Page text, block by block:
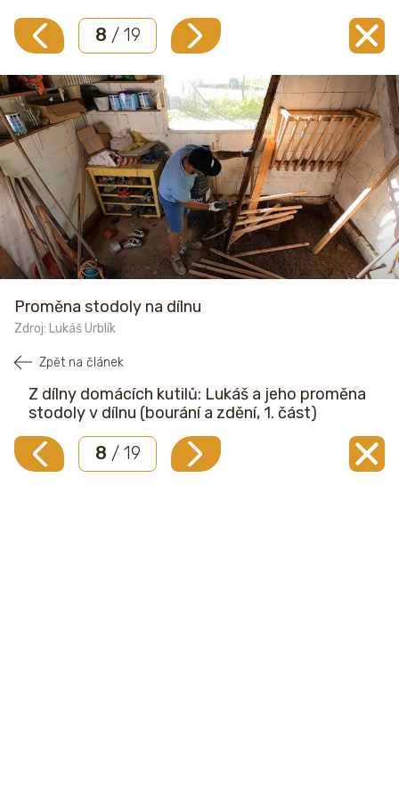
8 / 19
Proměna stodoly na dílnu
Zdroj: Lukáš Urblík
Zpět na článek
Z dílny domácích kutilů: Lukáš a jeho proměna
stodoly v dílnu (bourání a zdění, 1. část)
8 / 19